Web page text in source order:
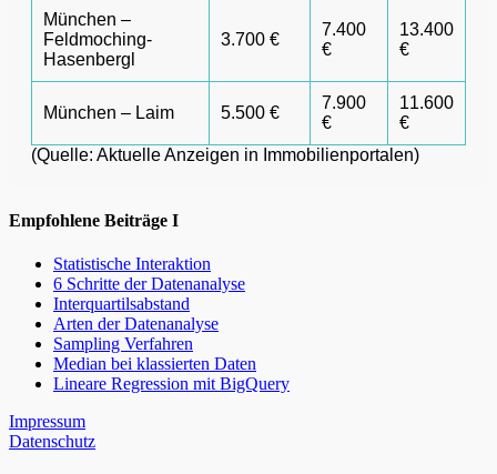
München –
Feldmoching-
Hasenbergl
3.700 €
7.400
€
13.400
€
München – Laim 5.500 €
7.900
€
11.600
€
(Quelle: Aktuelle Anzeigen in Immobilienportalen)
Empfohlene Beiträge I
Statistische Interaktion
6 Schritte der Datenanalyse
Interquartilsabstand
Arten der Datenanalyse
Sampling Verfahren
Median bei klassierten Daten
Lineare Regression mit BigQuery
Impressum
Datenschutz